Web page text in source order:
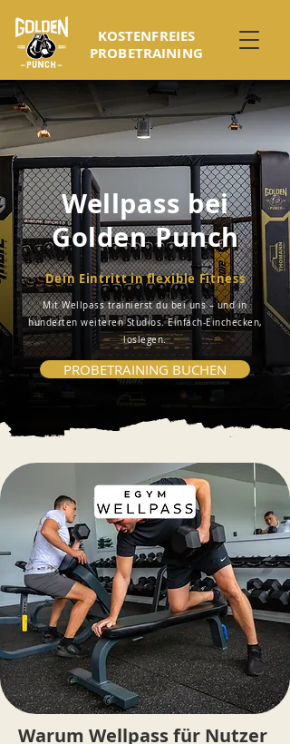
KOSTENFREIES
PROBETRAINING
Wellpass bei
Golden Punch
Dein Eintritt in flexible Fitness
Mit Wellpass trainierst du bei uns – und in
hunderten weiteren Studios. Einfach-Einchecken,
loslegen.
PROBETRAINING BUCHEN
Warum Wellpass für Nutzer